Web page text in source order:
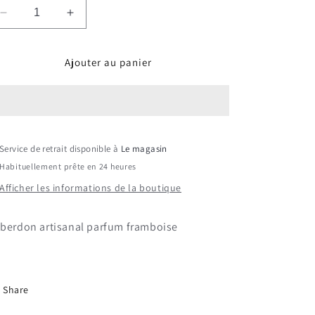
Réduire
la
Augmenter
la
de
Ajouter au panier
Service de retrait disponible à Le magasin
Habituellement prête en 24 heures
Afficher les informations de la boutique
artisanal parfum framboise
Share